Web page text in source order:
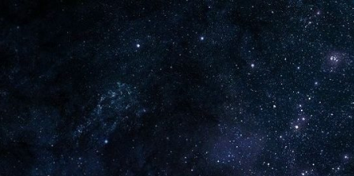
Plus de 2800 critiques de films